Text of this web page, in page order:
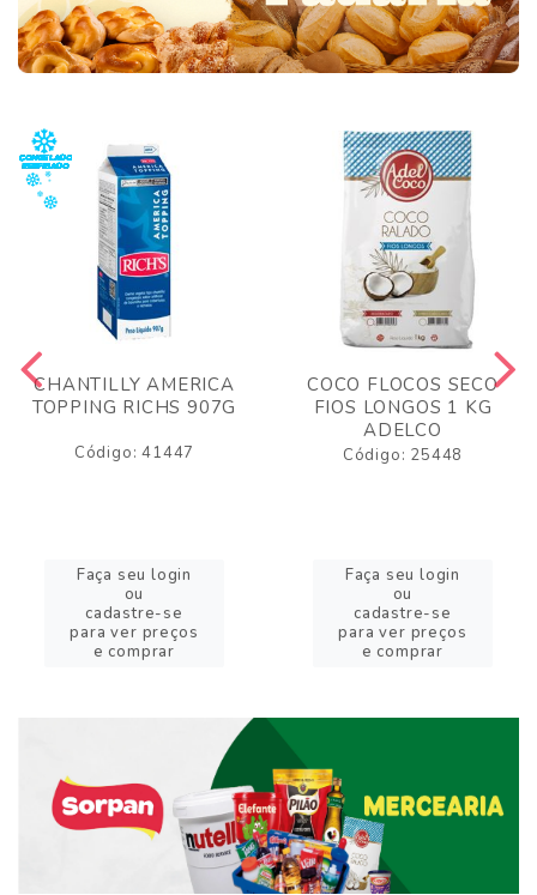
CHANTILLY AMERICA
TOPPING RICHS 907G
Código: 41447
Faça seu login
ou
cadastre-se
para ver preços
e comprar
COCO FLOCOS SECO
FIOS LONGOS 1 KG
ADELCO
Código: 25448
Faça seu login
ou
cadastre-se
para ver preços
e comprar